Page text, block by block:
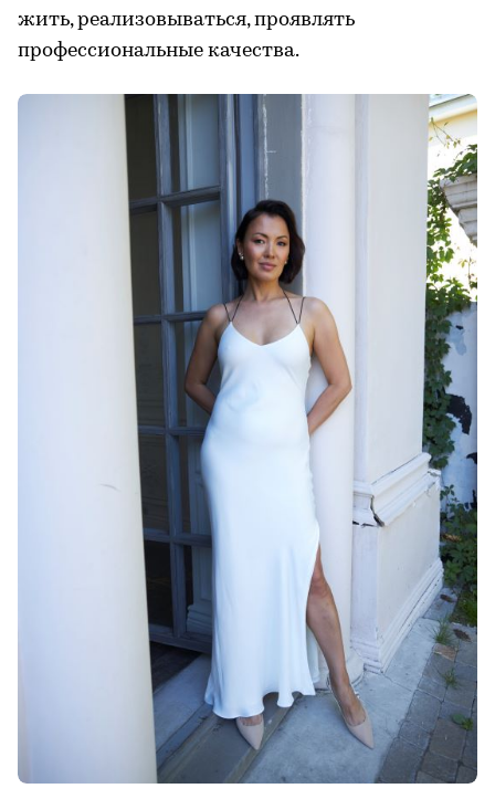
жить, реализовываться, проявлять
профессиональные качества.